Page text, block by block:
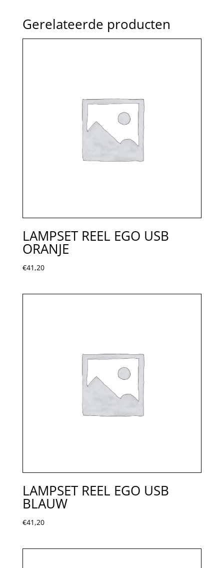
Gerelateerde producten
LAMPSET REEL EGO USB
ORANJE
€41,20
LAMPSET REEL EGO USB
BLAUW
€41,20